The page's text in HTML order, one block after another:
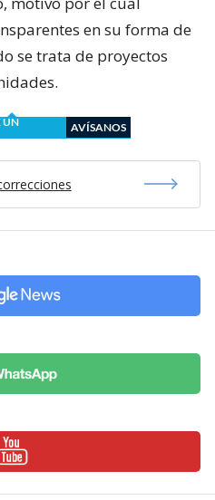
en su forma de
se trata de proyectos
UN
AVÍSANOS